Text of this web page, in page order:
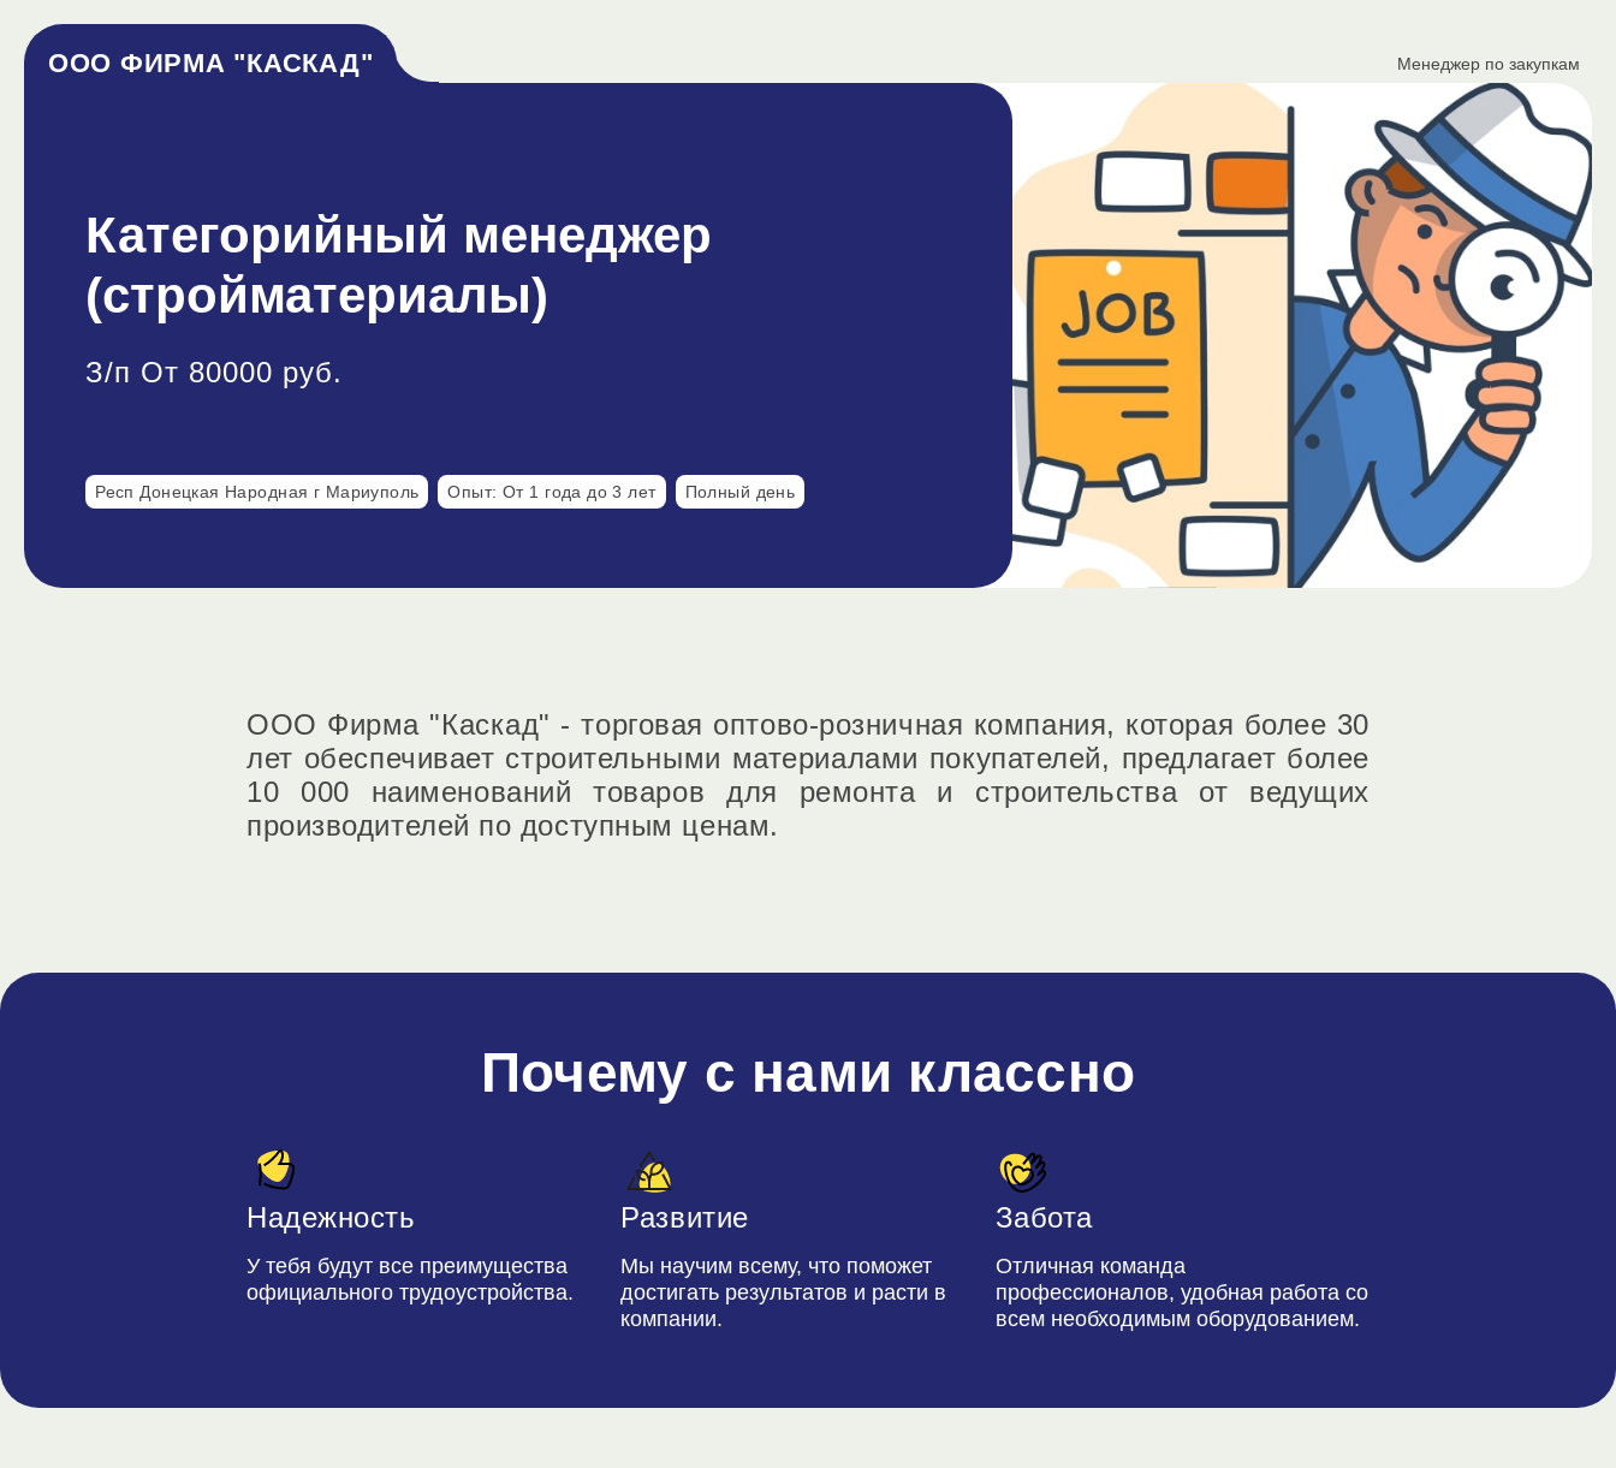
ООО ФИРМА "КАСКАД" Менеджер по закупкам
Категорийный менеджер
(стройматериалы)
З/п От 80000 руб.
Респ Донецкая Народная г Мариуполь Опыт: От 1 года до 3 лет Полный день
ООО Фирма "Каскад" - торговая оптово-розничная компания, которая более 30
лет обеспечивает строительными материалами покупателей, предлагает более
10 000 наименований товаров для ремонта и строительства от ведущих
производителей по доступным ценам.
Почему с нами классно
Надежность
У тебя будут все преимущества
официального трудоустройства.
Развитие
Мы научим всему, что поможет
достигать результатов и расти в
компании.
Забота
Отличная команда
профессионалов, удобная работа со
всем необходимым оборудованием.